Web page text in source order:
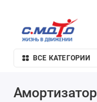
ВСЕ КАТЕГОРИИ